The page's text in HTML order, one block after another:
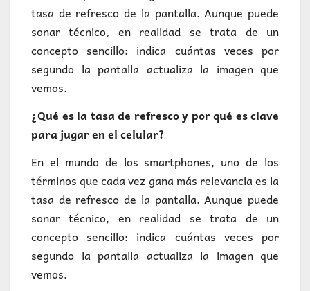
tasa de refresco de la pantalla. Aunque puede
sonar técnico, en realidad se trata de un
concepto sencillo: indica cuántas veces por
segundo la pantalla actualiza la imagen que
vemos.
¿Qué es la tasa de refresco y por qué es clave
para jugar en el celular?
En el mundo de los smartphones, uno de los
términos que cada vez gana más relevancia es la
tasa de refresco de la pantalla. Aunque puede
sonar técnico, en realidad se trata de un
concepto sencillo: indica cuántas veces por
segundo la pantalla actualiza la imagen que
vemos.